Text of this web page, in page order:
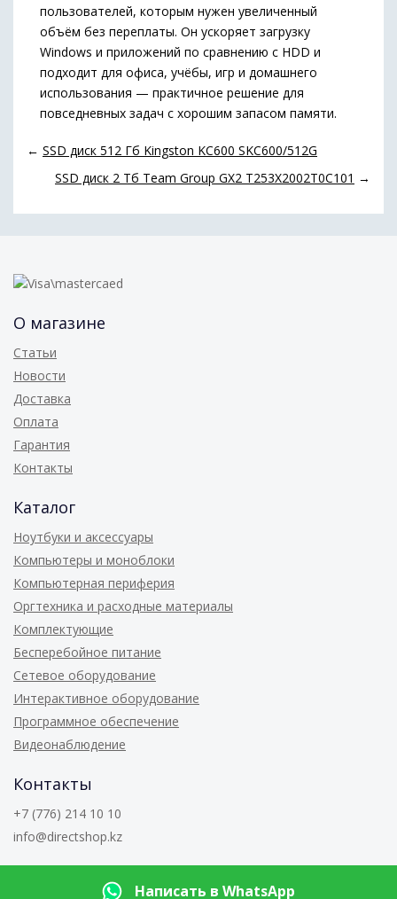
пользователей, которым нужен увеличенный
объём без переплаты. Он ускоряет загрузку
Windows и приложений по сравнению с HDD и
подходит для офиса, учёбы, игр и домашнего
использования — практичное решение для
повседневных задач с хорошим запасом памяти.
← SSD диск 512 Гб Kingston KC600 SKC600/512G
SSD диск 2 Тб Team Group GX2 T253X2002T0C101 →
О магазине
Статьи
Новости
Доставка
Оплата
Гарантия
Контакты
Каталог
Ноутбуки и аксессуары
Компьютеры и моноблоки
Компьютерная периферия
Оргтехника и расходные материалы
Комплектующие
Бесперебойное питание
Сетевое оборудование
Интерактивное оборудование
Программное обеспечение
Видеонаблюдение
Контакты
+7 (776) 214 10 10
info@directshop.kz
Directshop.kz Написать в WhatsApp